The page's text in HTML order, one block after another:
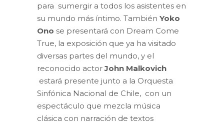
para sumergir a todos los asistentes en
su mundo más íntimo. También Yoko
Ono se presentará con Dream Come
True, la exposición que ya ha visitado
diversas partes del mundo, y el
reconocido actorJohn Malkovich
estará presente junto a la Orquesta
Sinfónica Nacional de Chile, con un
espectáculo que mezcla música
clásica con narración de textos